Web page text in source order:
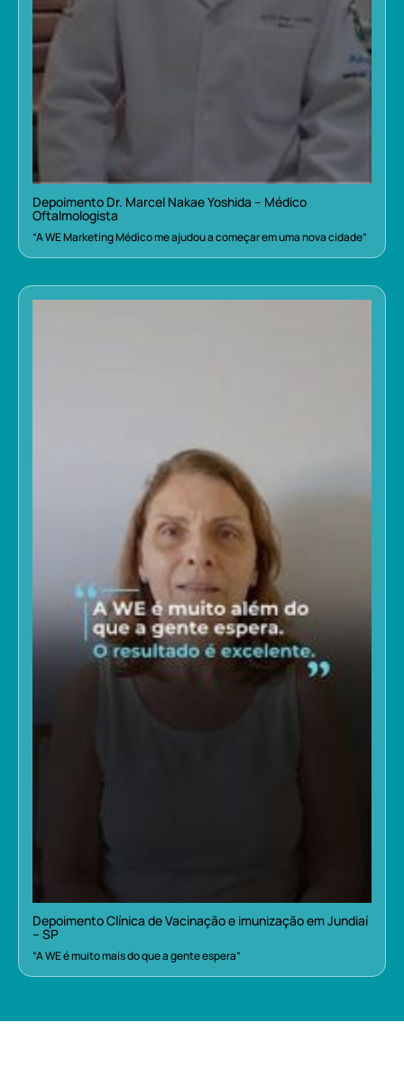
Depoimento Dr. Marcel Nakae Yoshida – Médico
Oftalmologista
“A WE Marketing Médico me ajudou a começar em uma nova cidade”
Depoimento Clínica de Vacinação e imunização em Jundiaí
– SP
“A WE é muito mais do que a gente espera”